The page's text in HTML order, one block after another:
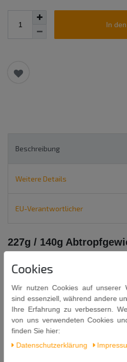
In
Beschreibung
Weitere Details
EU-Verantwortlicher
227g / 140g
geschälte Wasserkastanien in
Zutaten: Wasserkastanien, Wasser,
Cookies
Wir nutzen Cookies auf unserer
sind essenziell, während andere
Ihre Erfahrung zu verbessern.
von uns verwendeten Cookies
finden Sie hier:
Daten­schutz­erklärung